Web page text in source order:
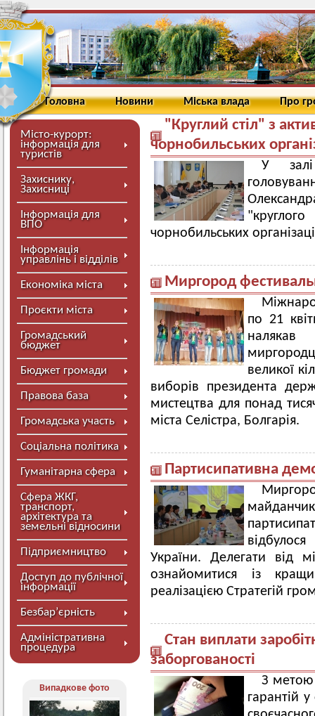
Головна Новини Міська влада Про
Місто-курорт:
інформація для
туристів
Захиснику,
Захисниці
Інформація для
ВПО
Інформація
управлінь і відділів
Економіка міста
Проєкти міста
Громадський
бюджет
Бюджет громади
Правова база
Громадська участь
Соціальна політика
Гуманітарна сфера
Сфера ЖКГ,
транспорт,
архітектура та
земельні відносини
Підприємництво
Доступ до публічної
інформації
Безбар’єрність
Адміністративна
процедура
Випадкове фото
"Круглий стіл" з
чорнобильських
У
чорнобильських
Миргород
по 21
великої
виборів президента
мистецтва для понад
міста Селістра, Болгарія.
Партисипативна
України. Делегати від
ознайомитися із
реалізацією Стратегій
Стан виплати
заборгованості
З метою
гарантій